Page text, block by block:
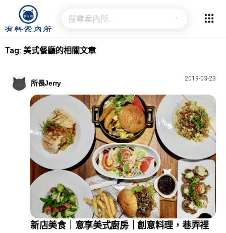
Tag: 美式餐廳的相關文章
所長Jerry
2019-03-23
新店美食｜意享美式廚房｜創意料理，巷弄裡